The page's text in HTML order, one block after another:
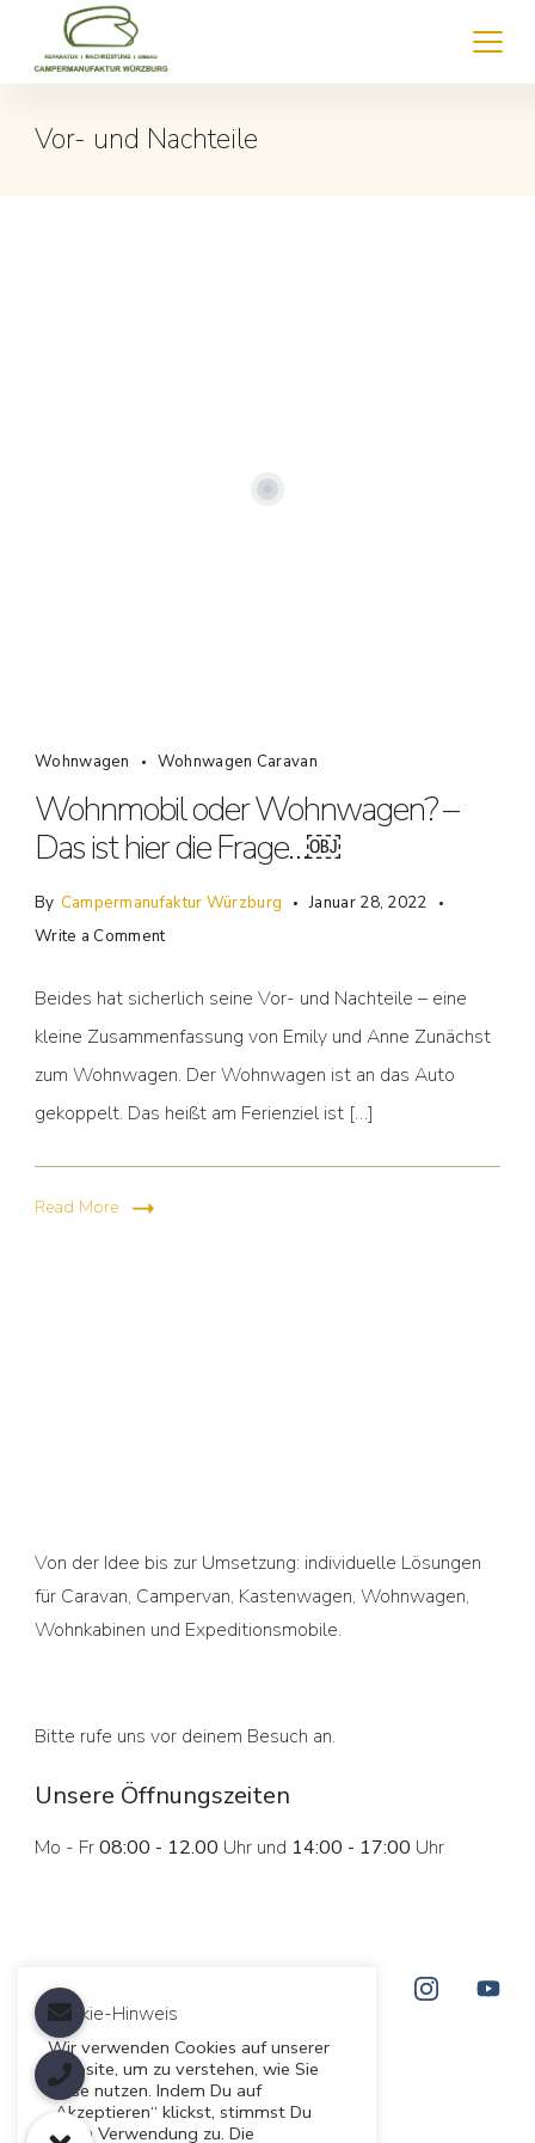
Vor- und Nachteile
Wohnwagen Wohnwagen Caravan
Wohnmobil oder Wohnwagen? –
Das ist hier die Frage…￼
By Campermanufaktur Würzburg
Januar 28, 2022
Write a Comment
Beides hat sicherlich seine Vor- und Nachteile – eine
kleine Zusammenfassung von Emily und Anne Zunächst
zum Wohnwagen. Der Wohnwagen ist an das Auto
gekoppelt. Das heißt am Ferienziel ist […]
Read More
Von der Idee bis zur Umsetzung: individuelle Lösungen
für Caravan, Campervan, Kastenwagen, Wohnwagen,
Wohnkabinen und Expeditionsmobile.
Bitte rufe uns vor deinem Besuch an.
Unsere Öffnungszeiten
Mo - Fr08:00 - 12.00 Uhr und 14:00 - 17:00 Uhr
Cookie-Hinweis
Wir verwenden Cookies auf unserer
Website, um zu verstehen, wie Sie
diese nutzen. Indem Du auf
„Akzeptieren“ klickst, stimmst Du
deren Verwendung zu. Die